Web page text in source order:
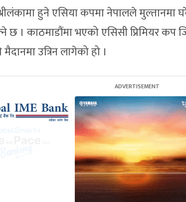
हुने एसिया कपमा नेपालले मुल्तानमा
छ । काठमाडौंमा भएको एसिसी प्रिमियर कप
उत्रिन लागेको हो ।